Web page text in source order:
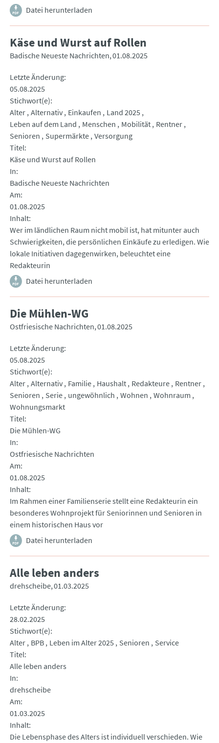
Datei herunterladen
Käse und Wurst auf Rollen
Badische Neueste Nachrichten 01.08.2025
Letzte Änderung
05.08.2025
Stichwort(e)
Alter Alternativ Einkaufen
Land 2025
Leben auf dem Land
Menschen Mobilität Rentner
Senioren
Supermärkte Versorgung
Titel
Käse und Wurst auf Rollen
In
Badische Neueste Nachrichten
Am
01.08.2025
Inhalt
Wer im ländlichen Raum nicht mobil ist, hat mitunter auch
Schwierigkeiten, die persönlichen Einkäufe zu erledigen. Wie
lokale Initiativen dagegenwirken, beleuchtet eine
Redakteurin
Datei herunterladen
Die Mühlen-WG
Ostfriesische Nachrichten 01.08.2025
Letzte Änderung
05.08.2025
Stichwort(e)
Alter Alternativ Familie Haushalt Redakteure Rentner
Senioren
Serie ungewöhnlich Wohnen Wohnraum
Wohnungsmarkt
Titel
Die Mühlen-WG
In
Ostfriesische Nachrichten
Am
01.08.2025
Inhalt
Im Rahmen einer Familienserie stellt eine Redakteurin ein
besonderes Wohnprojekt für Seniorinnen und Senioren in
einem historischen Haus vor
Datei herunterladen
Alle leben anders
drehscheibe 01.03.2025
Letzte Änderung
28.02.2025
Stichwort(e)
Alter BPB Leben im Alter 2025 Senioren
Service
Titel
Alle leben anders
In
drehscheibe
Am
01.03.2025
Inhalt
Die Lebensphase des Alters ist individuell verschieden. Wie